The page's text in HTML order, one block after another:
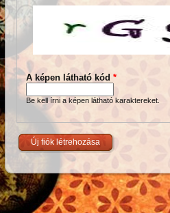
A képen látható kód *
Be kell írni a képen látható karaktereket.